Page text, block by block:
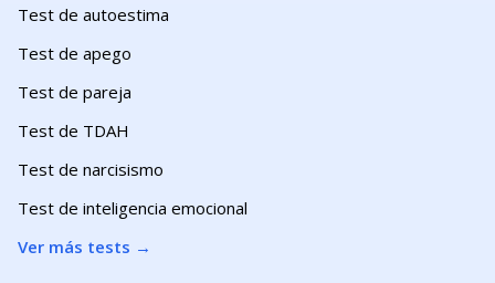
Test de autoestima
Test de apego
Test de pareja
Test de TDAH
Test de narcisismo
Test de inteligencia emocional
Ver más tests →